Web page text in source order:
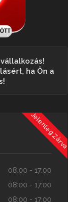
ha Ön a
Jelenleg Zárva
08:00 - 17:00
08:00 - 17:00
08:00 - 17:00